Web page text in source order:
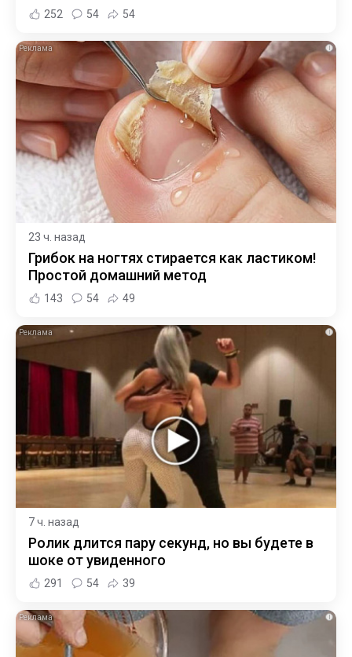
252 54 54
i
23 ч. назад
Грибок на ногтях стирается как ластиком!
Простой домашний метод
143 54 49
i
7 ч. назад
Ролик длится пару секунд, но вы будете в
шоке от увиденного
291 54 39
i